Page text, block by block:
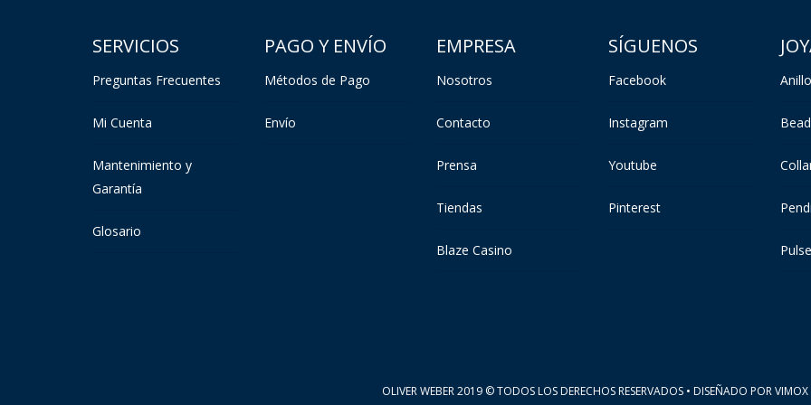
SERVICIOS
Preguntas Frecuentes
Mi Cuenta
Mantenimiento y
Garantía
Glosario
PAGO Y ENVÍO
Métodos de Pago
Envío
EMPRESA
Nosotros
Contacto
Prensa
Tiendas
Blaze Casino
SÍGUENOS
Facebook
Instagram
Youtube
Pinterest
OLIVER WEBER 2019 © TODOS LOS DERECHOS RESERVADOS • DISEÑADO PORVIMOX